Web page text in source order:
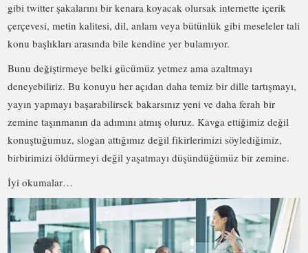
gibi twitter şakalarını bir kenara koyacak olursak internette içerik
çerçevesi, metin kalitesi, dil, anlam veya bütünlük gibi meseleler tali
konu başlıkları arasında bile kendine yer bulamıyor.
Bunu değiştirmeye belki gücümüz yetmez ama azaltmayı
deneyebiliriz. Bu konuyu her açıdan daha temiz bir dille tartışmayı,
yayın yapmayı başarabilirsek bakarsınız yeni ve daha ferah bir
zemine taşınmanın da adımını atmış oluruz. Kavga ettiğimiz değil
konuştuğumuz, slogan attığımız değil fikirlerimizi söylediğimiz,
birbirimizi öldürmeyi değil yaşatmayı düşündüğümüz bir zemine.
İyi okumalar…